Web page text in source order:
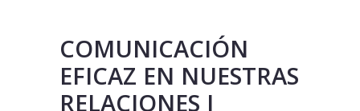
COMUNICACIÓN
EFICAZ EN NUESTRAS
RELACIONES I